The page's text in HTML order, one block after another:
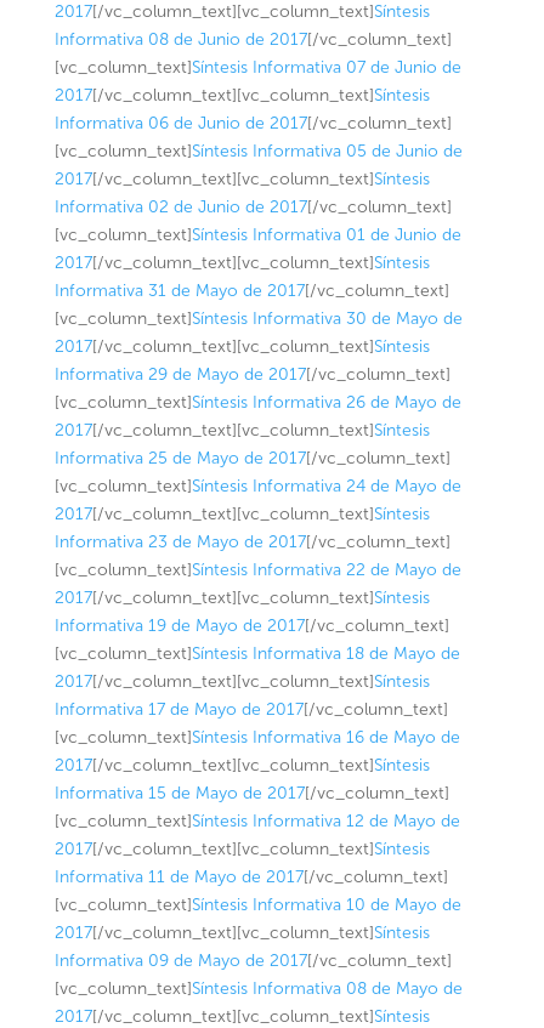
2017[/vc_column_text][vc_column_text]Síntesis
Informativa 08 de Junio de 2017[/vc_column_text]
[vc_column_text]Síntesis Informativa 07 de Junio de
2017[/vc_column_text][vc_column_text]Síntesis
Informativa 06 de Junio de 2017[/vc_column_text]
[vc_column_text]Síntesis Informativa 05 de Junio de
2017[/vc_column_text][vc_column_text]Síntesis
Informativa 02 de Junio de 2017[/vc_column_text]
[vc_column_text]Síntesis Informativa 01 de Junio de
2017[/vc_column_text][vc_column_text]Síntesis
Informativa 31 de Mayo de 2017[/vc_column_text]
[vc_column_text]Síntesis Informativa 30 de Mayo de
2017[/vc_column_text][vc_column_text]Síntesis
Informativa 29 de Mayo de 2017[/vc_column_text]
[vc_column_text]Síntesis Informativa 26 de Mayo de
2017[/vc_column_text][vc_column_text]Síntesis
Informativa 25 de Mayo de 2017[/vc_column_text]
[vc_column_text]Síntesis Informativa 24 de Mayo de
2017[/vc_column_text][vc_column_text]Síntesis
Informativa 23 de Mayo de 2017[/vc_column_text]
[vc_column_text]Síntesis Informativa 22 de Mayo de
2017[/vc_column_text][vc_column_text]Síntesis
Informativa 19 de Mayo de 2017[/vc_column_text]
[vc_column_text]Síntesis Informativa 18 de Mayo de
2017[/vc_column_text][vc_column_text]Síntesis
Informativa 17 de Mayo de 2017[/vc_column_text]
[vc_column_text]Síntesis Informativa 16 de Mayo de
2017[/vc_column_text][vc_column_text]Síntesis
Informativa 15 de Mayo de 2017[/vc_column_text]
[vc_column_text]Síntesis Informativa 12 de Mayo de
2017[/vc_column_text][vc_column_text]Síntesis
Informativa 11 de Mayo de 2017[/vc_column_text]
[vc_column_text]Síntesis Informativa 10 de Mayo de
2017[/vc_column_text][vc_column_text]Síntesis
Informativa 09 de Mayo de 2017[/vc_column_text]
[vc_column_text]Síntesis Informativa 08 de Mayo de
2017[/vc_column_text][vc_column_text]Síntesis